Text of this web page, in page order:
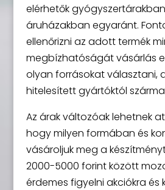
elérhetők
áruházakban egyaránt.
ellenőrizni az adott termék
megbízhatóságát vásárlás
olyan forrásokat választani,
hitelesített gyártóktól
Az árak változóak lehetnek
hogy milyen formában és
vásároljuk meg a
2000-5000 forint között
érdemes figyelni akciókra és